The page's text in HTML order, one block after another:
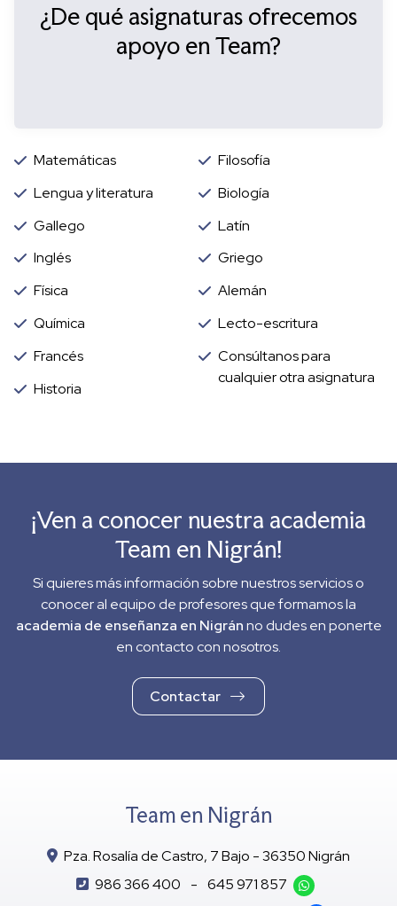
¿De qué asignaturas ofrecemos
apoyo en Team?
Matemáticas
Lengua y literatura
Gallego
Inglés
Física
Química
Francés
Historia
Filosofía
Biología
Latín
Griego
Alemán
Lecto-escritura
Consúltanos para
cualquier otra asignatura
¡Ven a conocer nuestra academia
Team en Nigrán!
Si quieres más información sobre nuestros servicios o
conocer al equipo de profesores que formamos la
academia de enseñanza en Nigránno dudes en ponerte
en contacto con nosotros.
Contactar
Team en Nigrán
Pza. Rosalía de Castro, 7 Bajo - 36350 Nigrán
986 366 400
- 645 971 857